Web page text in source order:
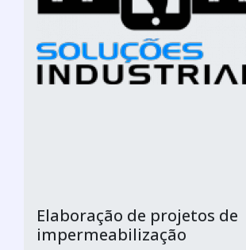
Elaboração de projetos de
impermeabilização